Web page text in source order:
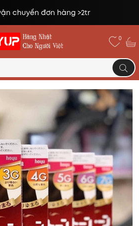
miễn phí lên tới 14 ngày*
0
Nhuộm tóc Bigen Nhật